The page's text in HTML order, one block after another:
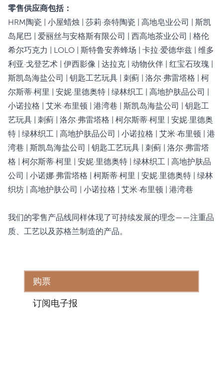
零售供应商包括：
HRM陶瓷 | 小屋蜡烛 | 莎莉·奈特陶瓷 | 高地皂业公司 | 斯凯
岛尾巴 | 爱丽丝与安格斯有限公司 | 西高地茶业公司 | 格伦
希尔巧克力 | LOLO | 斯特鲁安养蜂场 | 卡拉·爱德华兹 | 维多
利亚·戈登艺术 | 伊西影像 | 达拉克 | 动物伙伴 | 红宝石玫瑰 |
斯凯岛海盐公司 | 钥匙工艺玩具 | 刺蓟 | 洛尔·弗雷塔格 | 柯
尔斯蒂·柯里 | 安妮·里德奥特 | 绿林织工 | 高地护肤品公司 |
小诺拉格 | 艾米·布里顿 | 港湾巷 | 斯凯岛海盐公司 | 钥匙工
艺玩具 | 刺蓟 | 洛尔·弗雷塔格 | 柯尔斯蒂·柯里 | 安妮·里德奥
特 | 绿林织工 | 高地护肤品公司 | 小诺拉格 | 艾米·布里顿 | 港
湾巷 | 斯凯岛海盐公司 | 钥匙工艺玩具 | 刺蓟 | 洛尔·弗雷塔
格 | 柯尔斯蒂·柯里 | 安妮·里德奥特 | 绿林织工 | 高地护肤品
公司 | 小诺娜·弗雷塔格 | 柯斯蒂·柯里 | 安妮·里德奥特 | 绿林
织坊 | 高地护肤公司 | 小诺拉格 | 艾米·布里顿 | 港湾巷
我们的零售产品线同样体现了可持续发展的理念——注重品
质、工艺以及苏格兰制造的产品。
购票
订阅电子报